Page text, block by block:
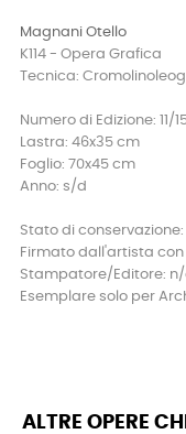
Magnani Otello
K114 - Opera Grafica
Tecnica:
Numero di Edizione: 11/
Lastra: 46x35 cm
Foglio: 70x45 cm
Anno: s/d
Stato di conservazione:
Firmato dall'artista
Stampatore/Editore:
Esemplare solo per
ALTRE OPERE